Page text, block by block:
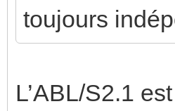
toujours
L’ABL/S2.1